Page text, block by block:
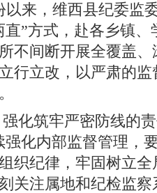
来，维西县纪委监
”方式，赴各乡镇
不间断开展全覆盖
行立改，以严肃的
化筑牢严密防线的
化内部监督管理，
织纪律，牢固树立
关注属地和纪检监